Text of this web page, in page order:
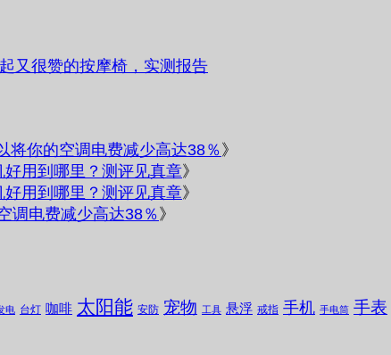
又很赞的按摩椅，实测报告
将你的空调电费减少高达38％ 》
用到哪里？测评见真章》
用到哪里？测评见真章》
调电费减少高达38％ 》
电 台灯 咖啡 太阳能 安防 宠物 工具 悬浮 戒指 手机 手电筒 手表